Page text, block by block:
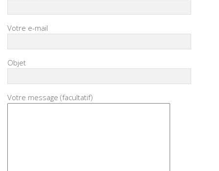
Votre e-mail
Objet
Votre message (facultatif)